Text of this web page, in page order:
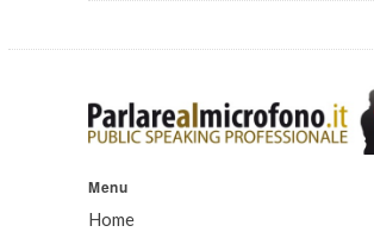
Menu
Home